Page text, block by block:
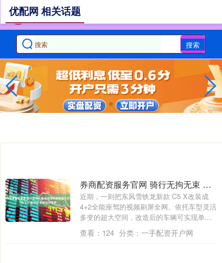
搜索
优配网 相关话题
券商配资服务官网 骑行无拘无束 东风雪铁龙新款凡尔赛 C5 X 打造 4+2 全能出行搭档
近期，一则把东风雪铁龙新款 C5 X改装成
4+2全能座驾的视频刷屏全网。依托车型灵活
多变的超大空间，改造后的车辆可实现单....
查看： 124 分类： 一手配资开户网